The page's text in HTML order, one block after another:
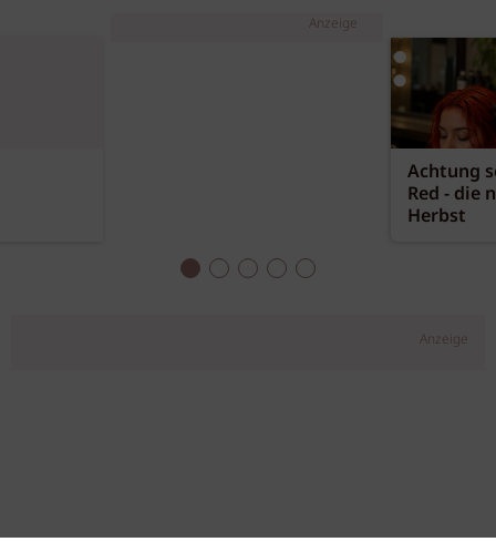
Anzeige
Achtung
Red - die
Herbst
Anzeige